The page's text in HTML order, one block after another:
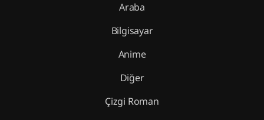
Araba
Bilgisayar
Anime
Diğer
Çizgi Roman